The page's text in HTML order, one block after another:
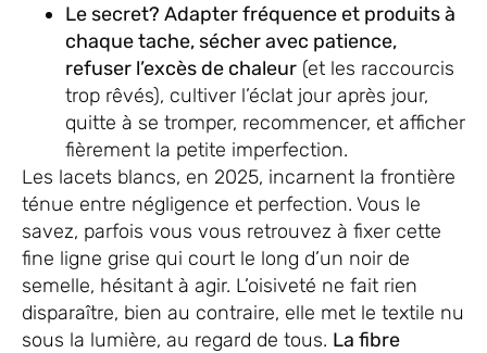
Le secret? Adapter fréquence et produits à
chaque tache, sécher avec patience,
refuser l’excès de chaleur (et les raccourcis
trop rêvés), cultiver l’éclat jour après jour,
quitte à se tromper, recommencer, et afficher
fièrement la petite imperfection.
Les lacets blancs, en 2025, incarnent la frontière
ténue entre négligence et perfection. Vous le
savez, parfois vous vous retrouvez à fixer cette
fine ligne grise qui court le long d’un noir de
semelle, hésitant à agir. L’oisiveté ne fait rien
disparaître, bien au contraire, elle met le textile nu
sous la lumière, au regard de tous. La fibre